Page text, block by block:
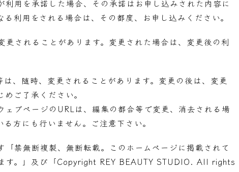
用を承諾した場合、その承諾はお申し込みされた内容に
利用をされる場合は、その都度、お申し込みください。
されることがあります。変更された場合は、変更後の利
、随時、変更されることがあります。変更の後は、変更
ご了承ください。
ブページのURLは、編集の都合等で変更、消去される場
方にも行いません。ご注意下さい。
禁無断複製、無断転載。このホームページに掲載されて
す。」及び「Copyright REY BEAUTY STUDIO. All rights